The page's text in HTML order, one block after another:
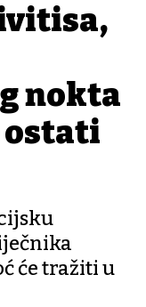
nokta
ostati
će tražiti u